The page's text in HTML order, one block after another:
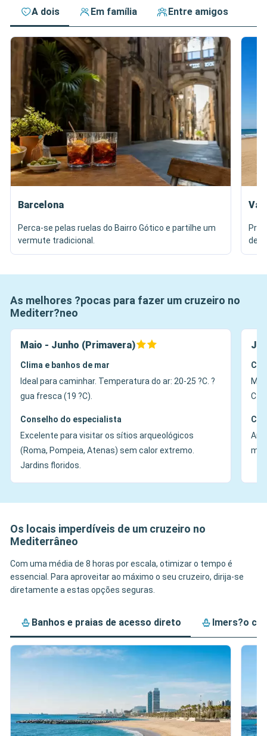
A dois Em família Entre amigos
Barcelona
Perca-se pelas ruelas do Bairro Gótico e partilhe um
vermute tradicional.
de
As melhores ?pocas para fazer um cruzeiro no
Mediterr?neo
Maio - Junho (Primavera)
Clima e banhos de mar
Ideal para caminhar. Temperatura do ar: 20-25 ?C. ?
gua fresca (19 ?C).
Conselho do especialista
Excelente para visitar os sítios arqueológicos
(Roma, Pompeia, Atenas) sem calor extremo.
Jardins floridos.
C+.
Os locais imperdíveis de um cruzeiro no
Mediterrâneo
Com uma média de 8 horas por escala, otimizar o tempo é
essencial. Para aproveitar ao máximo o seu cruzeiro, dirija-se
diretamente a estas opções seguras.
Banhos e praias de acesso direto Imers?o